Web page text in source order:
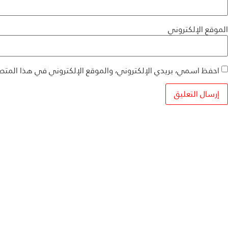
الموقع الإلكتروني
احفظ اسمي، بريدي الإلكتروني، والموقع الإلكتروني في هذا